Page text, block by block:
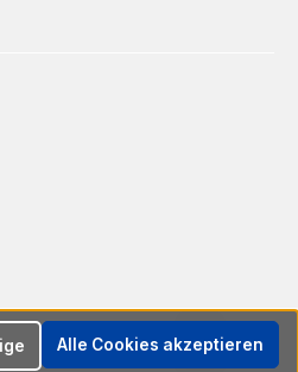
Alle Cookies akzeptieren